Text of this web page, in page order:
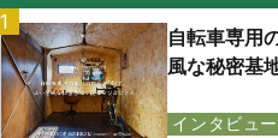
1
自転車専用
風な秘密基
インタビュー